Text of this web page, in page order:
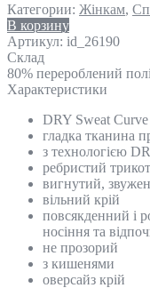
Категории: Жінкам,
В корзину
Артикул: id_26190
Склад
80% перероблений
Характеристики
DRY Sweat
гладка тканина
з технологією
ребристий
вигнутий,
вільний крій
повсякденний і
носіння та
не прозорий
з кишенями
оверсайз крій